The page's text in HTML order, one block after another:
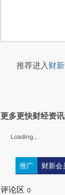
推荐进入财
更多更快财经资
Loading...
推广 财新会
评论区 0